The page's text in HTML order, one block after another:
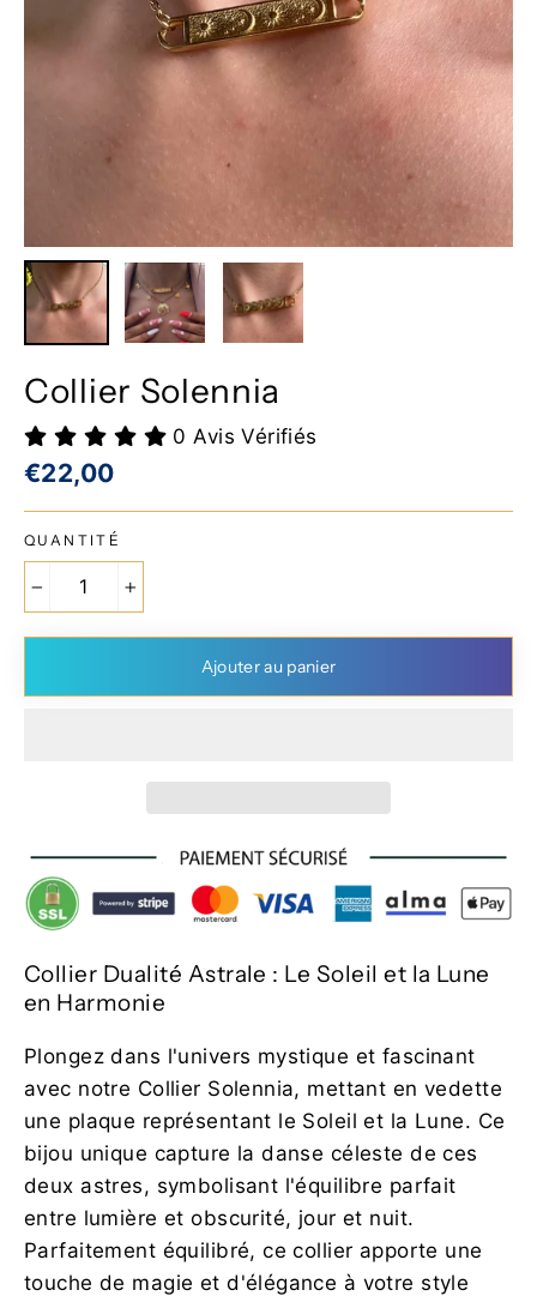
Collier Solennia
0 Avis Vérifiés
Prix
€22,00
QUANTITÉ
Ajouter au panier
Collier Dualité Astrale : Le Soleil et la Lune
en Harmonie
Plongez dans l'univers mystique et fascinant
avec notre Collier Solennia, mettant en vedette
une plaque représentant le Soleil et la Lune. Ce
bijou unique capture la danse céleste de ces
deux astres, symbolisant l'équilibre parfait
entre lumière et obscurité, jour et nuit.
Parfaitement équilibré, ce collier apporte une
touche de magie et d'élégance à votre style